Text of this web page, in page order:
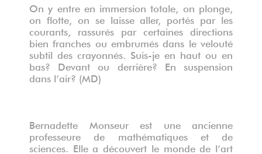
On y entre en immersion totale, on plonge,
on flotte, on se laisse aller, portés par les
courants, rassurés par certaines directions
bien franches ou embrumés dans le velouté
subtil des crayonnés. Suis-je en haut ou en
bas? Devant ou derrière? En suspension
dans l’air? (MD)
Bernadette Monseur est une ancienne
professeure de mathématiques et de
sciences. Elle a découvert le monde de l’art